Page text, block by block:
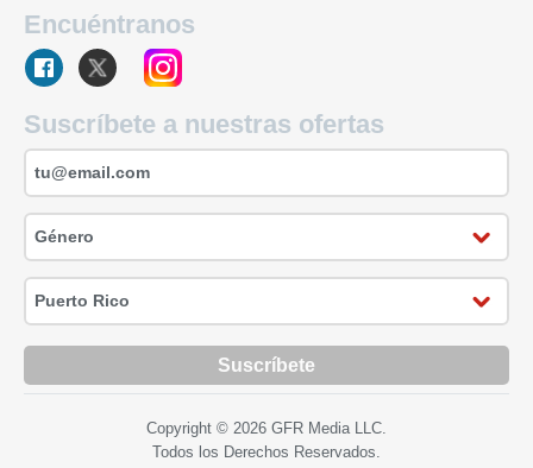
Encuéntranos
Suscríbete a nuestras ofertas
Suscríbete
Copyright © 2026 GFR Media LLC.
Todos los Derechos Reservados.